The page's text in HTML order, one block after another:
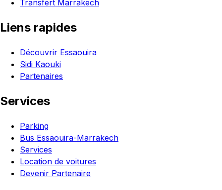
Transfert Marrakech
Liens rapides
Découvrir Essaouira
Sidi Kaouki
Partenaires
Services
Parking
Bus Essaouira-Marrakech
Services
Location de voitures
Devenir Partenaire